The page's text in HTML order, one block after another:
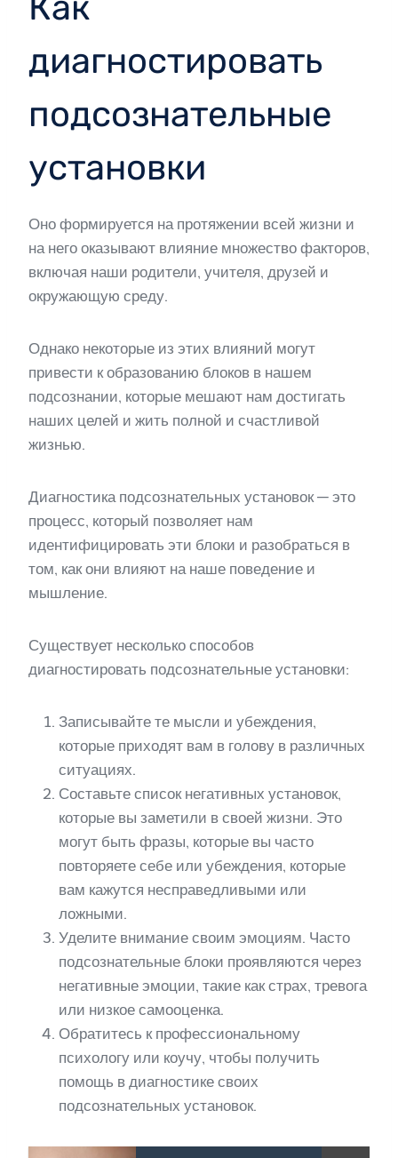
диагностировать
подсознательные
установки
Оно формируется на протяжении всей жизни и
на него оказывают влияние множество факторов,
включая наши родители, учителя, друзей и
окружающую среду.
Однако некоторые из этих влияний могут
привести к образованию блоков в нашем
подсознании, которые мешают нам достигать
наших целей и жить полной и счастливой
жизнью.
Диагностика подсознательных установок — это
процесс, который позволяет нам
идентифицировать эти блоки и разобраться в
том, как они влияют на наше поведение и
мышление.
Существует несколько способов
диагностировать подсознательные установки:
Записывайте те мысли и убеждения,
которые приходят вам в голову в различных
ситуациях.
Составьте список негативных установок,
которые вы заметили в своей жизни. Это
могут быть фразы, которые вы часто
повторяете себе или убеждения, которые
вам кажутся несправедливыми или
ложными.
Уделите внимание своим эмоциям. Часто
подсознательные блоки проявляются через
негативные эмоции, такие как страх, тревога
или низкое самооценка.
Обратитесь к профессиональному
психологу или коучу, чтобы получить
помощь в диагностике своих
подсознательных установок.